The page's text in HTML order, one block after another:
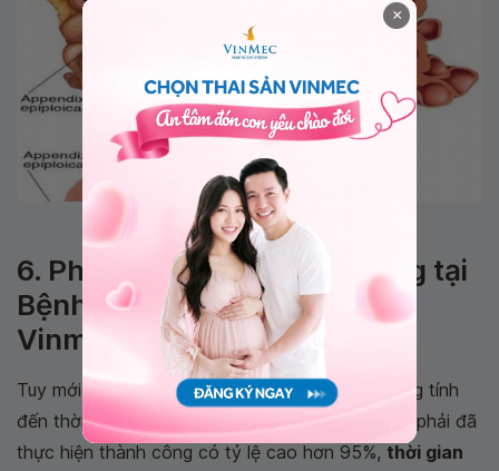
Điều trị túi thừa đại tràng
6. Phẫu thuật nội soi đại tràng tại
Bệnh viện Đa khoa Quốc tế
Vinmec Hải Phòng
Tuy mới bắt đầu triển khai từ tháng 01/2019 song tính
đến thời điểm tại, số ca mổ nội soi cắt đại tràng phải đã
thực hiện thành công có tỷ lệ cao hơn 95%, thời gian
×